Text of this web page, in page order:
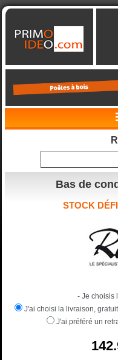
Bas de
STOCK
- Je choisis
J'ai choisi la livraison,
J'ai préféré un
142